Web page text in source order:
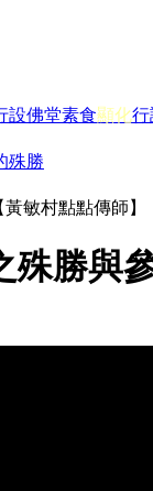
設佛堂素食顯化行
殊勝
敏村點點傳師】
殊勝與